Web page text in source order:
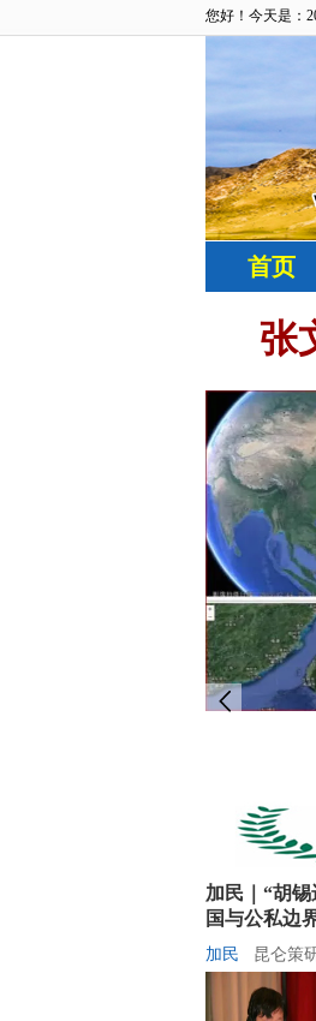
您好！今天是：
首页
张
加民｜“胡
国与公私边
加民
昆仑策